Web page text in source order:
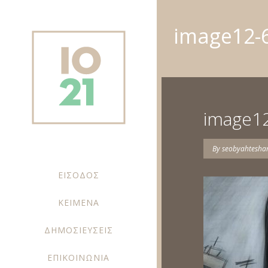
ΕΙΣΟΔΟΣ
ΚΕΙΜΕΝΑ
ΔΗΜΟΣΙΕΥΣΕΙΣ
ΕΠΙΚΟΙΝΩΝΙΑ
image12-
By